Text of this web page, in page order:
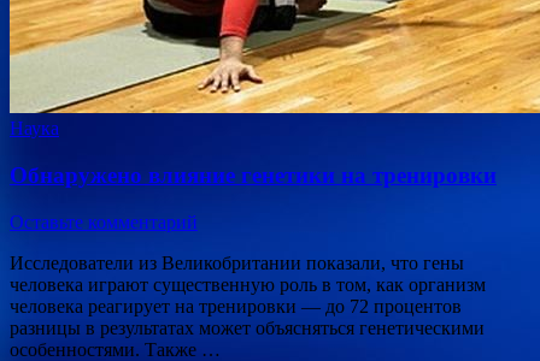
Наука
Обнаружено влияние генетики на тренировки
Оставьте комментарий
Исследователи из Великобритании показали, что гены
человека играют существенную роль в том, как организм
человека реагирует на тренировки — до 72 процентов
разницы в результатах может объясняться генетическими
особенностями. Также …